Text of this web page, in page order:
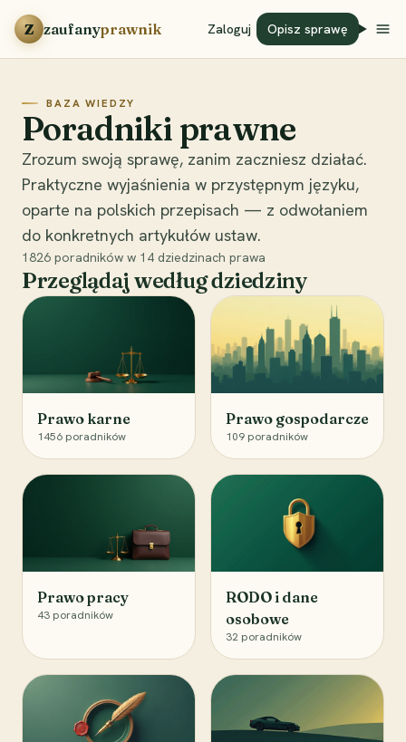
Przejdź do treści
Z zaufanyprawnik Zaloguj Opisz sprawę
BAZA WIEDZY
Poradniki prawne
Zrozum swoją sprawę, zanim zaczniesz działać.
Praktyczne wyjaśnienia w przystępnym języku,
oparte na polskich przepisach — z odwołaniem
do konkretnych artykułów ustaw.
1826 poradników w 14 dziedzinach prawa
Przeglądaj według dziedziny
Prawo karne
1456 poradników
Prawo gospodarcze
109 poradników
Prawo pracy
43 poradników
RODO i dane
osobowe
32 poradników